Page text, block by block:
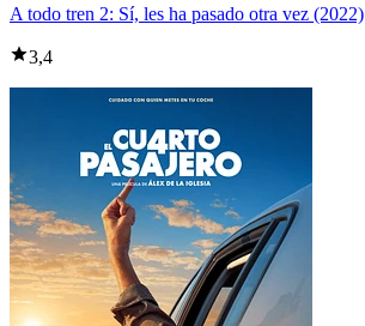
A todo tren 2: Sí, les ha pasado otra vez (2022)
3,4